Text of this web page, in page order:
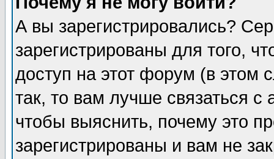
А вы зарегистрировались?
зарегистрированы для того,
доступ на этот форум (в этом
так, то вам лучше связаться
чтобы выяснить, почему это
зарегистрированы и вам не